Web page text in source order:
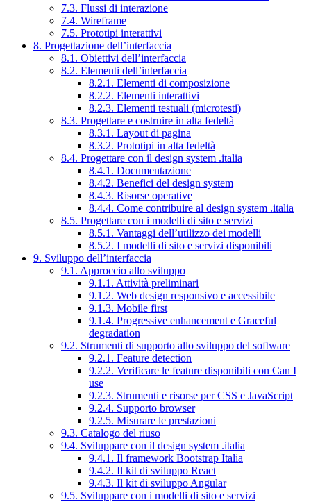
7.3. Flussi di interazione
7.4. Wireframe
7.5. Prototipi interattivi
8. Progettazione dell’interfaccia
8.1. Obiettivi dell’interfaccia
8.2. Elementi dell’interfaccia
8.2.1. Elementi di composizione
8.2.2. Elementi interattivi
8.2.3. Elementi testuali (microtesti)
8.3. Progettare e costruire in alta fedeltà
8.3.1. Layout di pagina
8.3.2. Prototipi in alta fedeltà
8.4. Progettare con il design system .italia
8.4.1. Documentazione
8.4.2. Benefici del design system
8.4.3. Risorse operative
8.4.4. Come contribuire al design system .italia
8.5. Progettare con i modelli di sito e servizi
8.5.1. Vantaggi dell’utilizzo dei modelli
8.5.2. I modelli di sito e servizi disponibili
9. Sviluppo dell’interfaccia
9.1. Approccio allo sviluppo
9.1.1. Attività preliminari
9.1.2. Web design responsivo e accessibile
9.1.3. Mobile first
9.1.4. Progressive enhancement e Graceful
degradation
9.2. Strumenti di supporto allo sviluppo del software
9.2.1. Feature detection
9.2.2. Verificare le feature disponibili con Can I
use
9.2.3. Strumenti e risorse per CSS e JavaScript
9.2.4. Supporto browser
9.2.5. Misurare le prestazioni
9.3. Catalogo del riuso
9.4. Sviluppare con il design system .italia
9.4.1. Il framework Bootstrap Italia
9.4.2. Il kit di sviluppo React
9.4.3. Il kit di sviluppo Angular
9.5. Sviluppare con i modelli di sito e servizi